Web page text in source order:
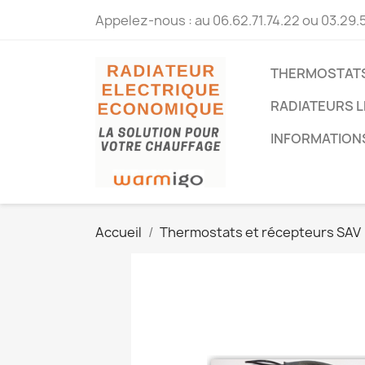
Appelez-nous :au 06.62.71.74.22 ou
RADIATEURS
Accueil Thermostats et récepteurs SAV